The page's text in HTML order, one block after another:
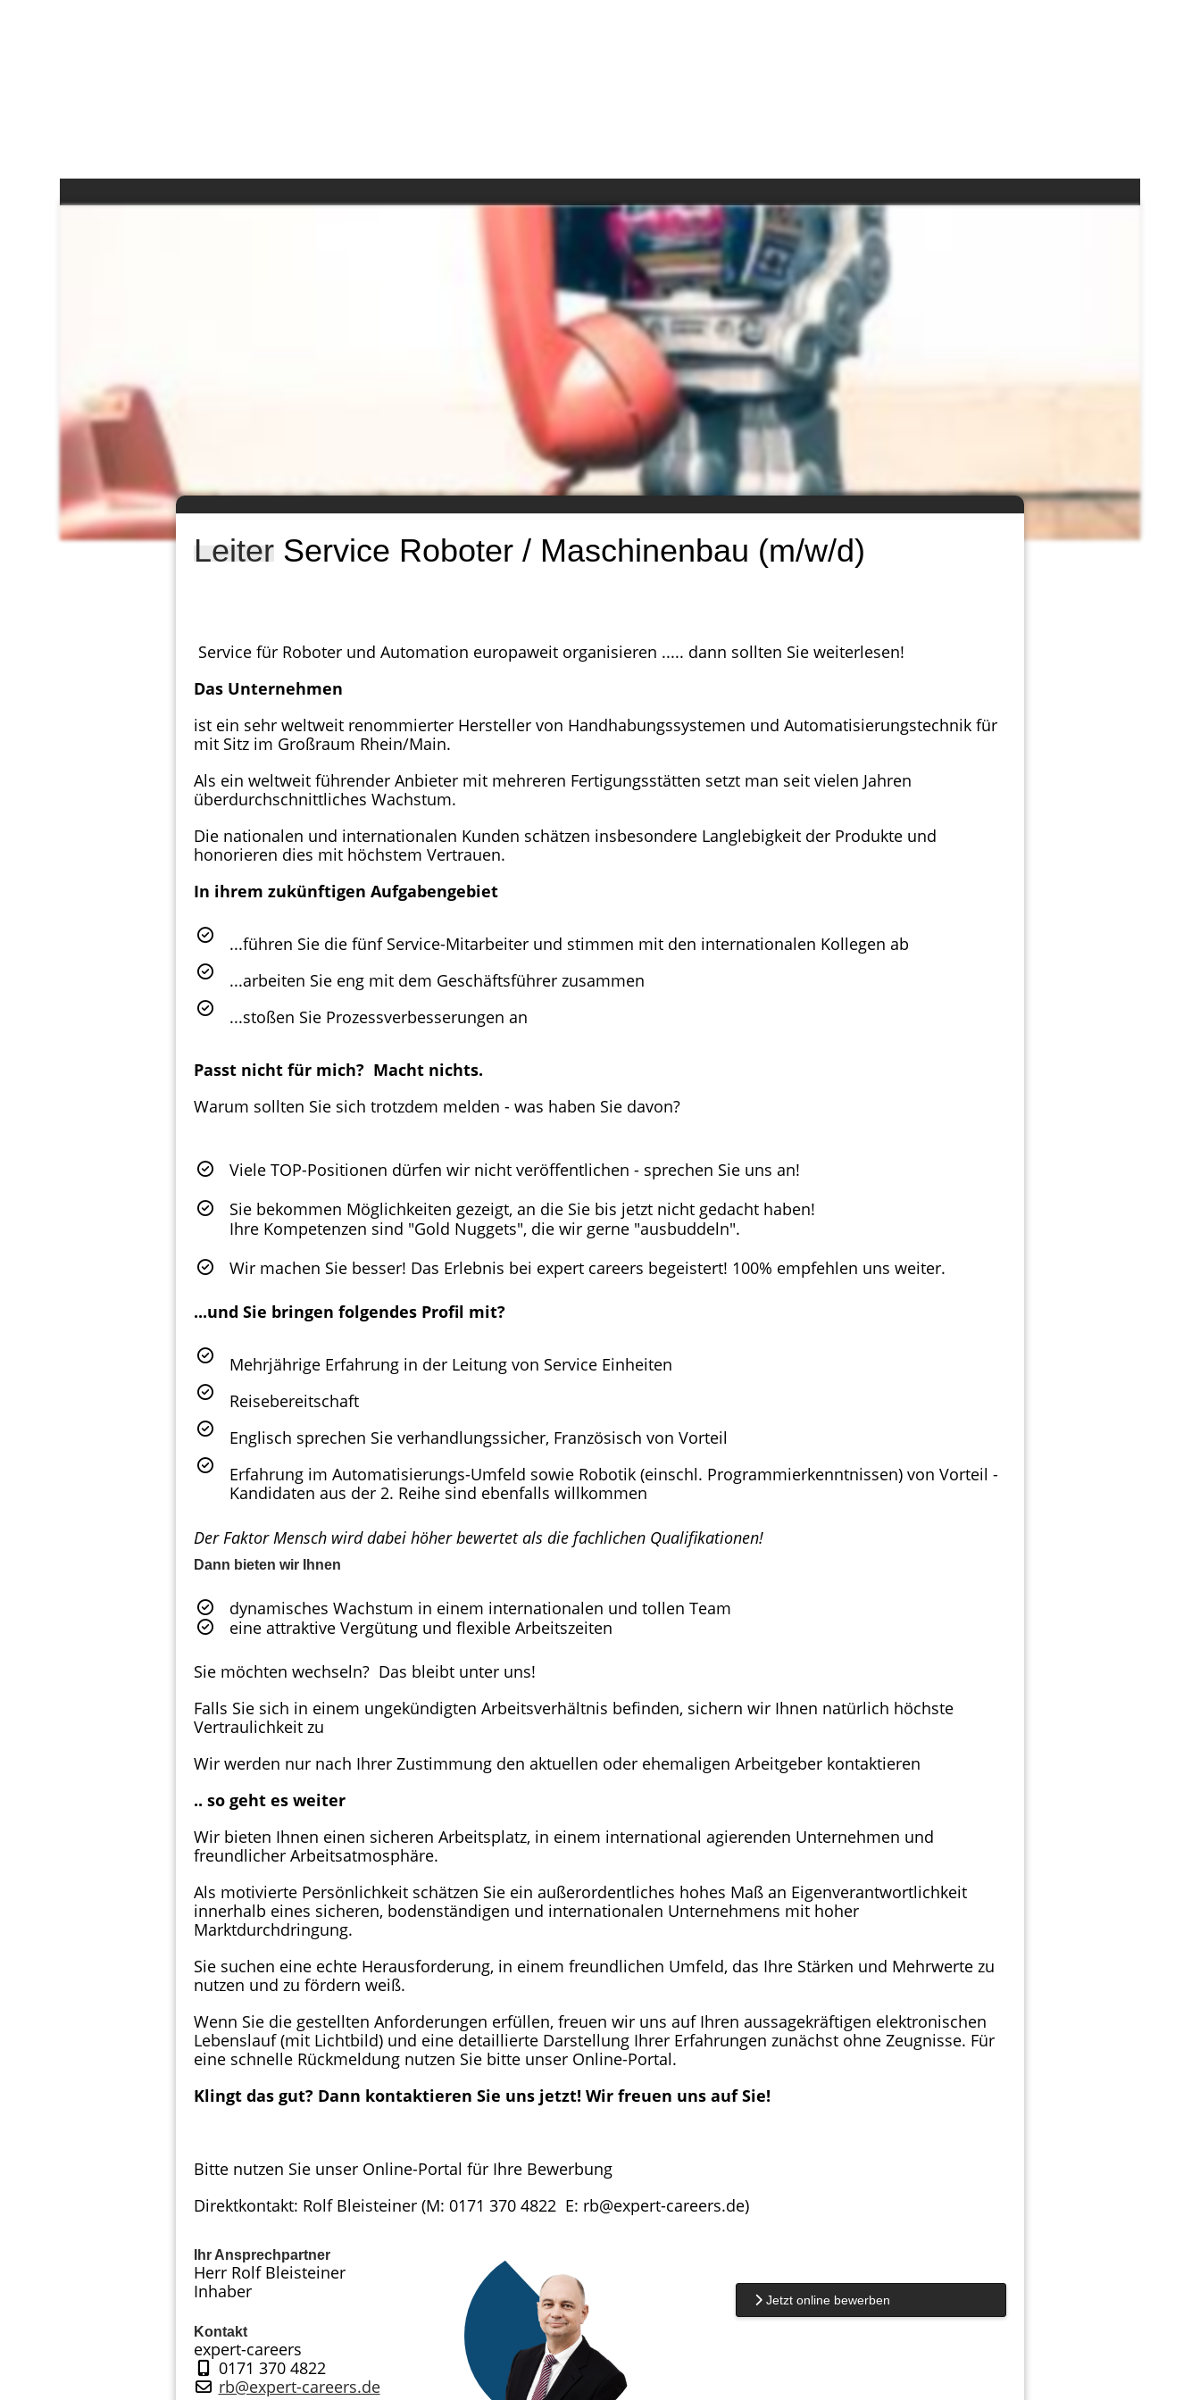
Leiter Service Roboter / Maschinenbau (m/w/d)
Service für Roboter und Automation europaweit organisieren ..... dann sollten Sie weiterlesen!
Das Unternehmen
ist ein sehr weltweit renommierter Hersteller von Handhabungssystemen und Automatisierungstechnik für
mit Sitz im Großraum Rhein/Main.
Als ein weltweit führender Anbieter mit mehreren Fertigungsstätten setzt man seit vielen Jahren
überdurchschnittliches Wachstum.
Die nationalen und internationalen Kunden schätzen insbesondere Langlebigkeit der Produkte und
honorieren dies mit höchstem Vertrauen.
In ihrem zukünftigen Aufgabengebiet
...führen Sie die fünf Service-Mitarbeiter und stimmen mit den internationalen Kollegen ab
...arbeiten Sie eng mit dem Geschäftsführer zusammen
...stoßen Sie Prozessverbesserungen an
Passt nicht für mich? Macht nichts.
Warum sollten Sie sich trotzdem melden - was haben Sie davon?
Viele TOP-Positionen dürfen wir nicht veröffentlichen - sprechen Sie uns an!
Sie bekommen Möglichkeiten gezeigt, an die Sie bis jetzt nicht gedacht haben!
Ihre Kompetenzen sind "Gold Nuggets", die wir gerne "ausbuddeln".
Wir machen Sie besser! Das Erlebnis bei expert careers begeistert! 100% empfehlen uns weiter.
...und Sie bringen folgendes Profil mit?
Mehrjährige Erfahrung in der Leitung von Service Einheiten
Reisebereitschaft
Englisch sprechen Sie verhandlungssicher, Französisch von Vorteil
Erfahrung im Automatisierungs-Umfeld sowie Robotik (einschl. Programmierkenntnissen) von Vorteil -
Kandidaten aus der 2. Reihe sind ebenfalls willkommen
Der Faktor Mensch wird dabei höher bewertet als die fachlichen Qualifikationen!
Dann bieten wir Ihnen
dynamisches Wachstum in einem internationalen und tollen Team
eine attraktive Vergütung und flexible Arbeitszeiten
Sie möchten wechseln? Das bleibt unter uns!
Falls Sie sich in einem ungekündigten Arbeitsverhältnis befinden, sichern wir Ihnen natürlich höchste
Vertraulichkeit zu
Wir werden nur nach Ihrer Zustimmung den aktuellen oder ehemaligen Arbeitgeber kontaktieren
.. so geht es weiter
Wir bieten Ihnen einen sicheren Arbeitsplatz, in einem international agierenden Unternehmen und
freundlicher Arbeitsatmosphäre.
Als motivierte Persönlichkeit schätzen Sie ein außerordentliches hohes Maß an Eigenverantwortlichkeit
innerhalb eines sicheren, bodenständigen und internationalen Unternehmens mit hoher
Marktdurchdringung.
Sie suchen eine echte Herausforderung, in einem freundlichen Umfeld, das Ihre Stärken und Mehrwerte zu
nutzen und zu fördern weiß.
Wenn Sie die gestellten Anforderungen erfüllen, freuen wir uns auf Ihren aussagekräftigen elektronischen
Lebenslauf (mit Lichtbild) und eine detaillierte Darstellung Ihrer Erfahrungen zunächst ohne Zeugnisse. Für
eine schnelle Rückmeldung nutzen Sie bitte unser Online-Portal.
Klingt das gut? Dann kontaktieren Sie uns jetzt! Wir freuen uns auf Sie!
Bitte nutzen Sie unser Online-Portal für Ihre Bewerbung
Direktkontakt: Rolf Bleisteiner (M: 0171 370 4822 E: rb@expert-careers.de)
Ihr Ansprechpartner
Herr Rolf Bleisteiner
Inhaber
Kontakt
expert-careers
0171 370 4822
rb@expert-careers.de
Jetzt online bewerben